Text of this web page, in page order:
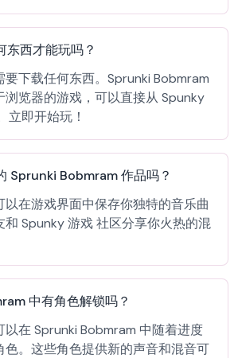
东西才能玩吗？
要下载任何东西。Sprunki Bobmram
浏览器的游戏，可以直接从 Spunky
立即开始玩！
Sprunki Bobmram 作品吗？
以在游戏界面中保存你独特的音乐曲
和 Spunky 游戏 社区分享你火热的混
中有角色解锁吗？
以在 Sprunki Bobmram 中随着进度
色。这些角色提供新的声音和混音可